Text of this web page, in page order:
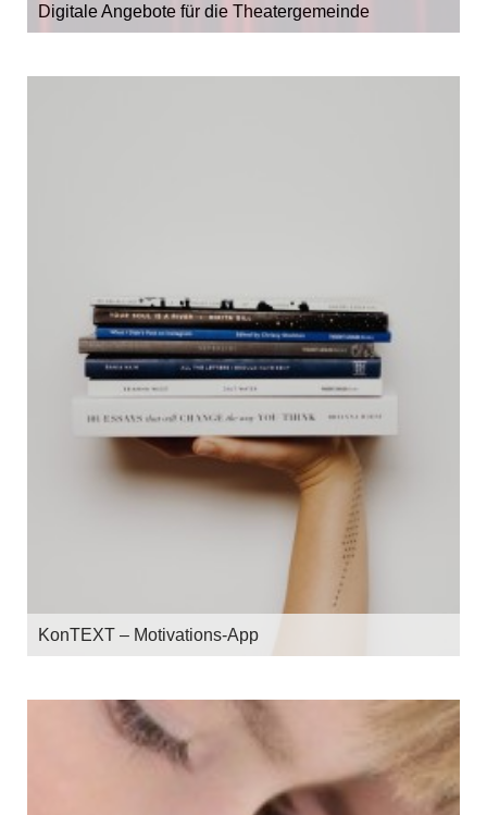
Digitale Angebote für die Theatergemeinde
KonTEXT – Motivations-App